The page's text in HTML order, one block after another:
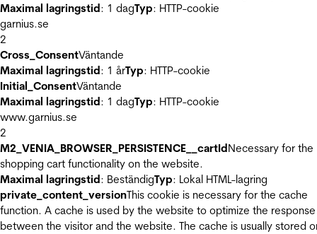
Maximal lagringstid: 1 dagTyp: HTTP-cookie
garnius.se
2
Cross_ConsentVäntande
Maximal lagringstid: 1 årTyp: HTTP-cookie
Initial_ConsentVäntande
Maximal lagringstid: 1 dagTyp: HTTP-cookie
www.garnius.se
2
M2_VENIA_BROWSER_PERSISTENCE__cartIdNecessary for the
shopping cart functionality on the website.
Maximal lagringstid: BeständigTyp: Lokal HTML-lagring
private_content_versionThis cookie is necessary for the cache
function. A cache is used by the website to optimize the
between the visitor and the website. The cache is usually stored